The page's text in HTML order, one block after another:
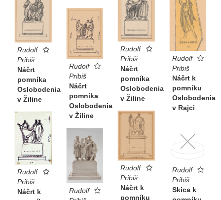
Rudolf
Pribiš
Náčrt k
pomníku
Oslobodenia
v Rajci
Rudolf
Pribiš
Náčrt
pomníka
Oslobodenia
v Žiline
Rudolf
Pribiš
Náčrt
pomníka
Oslobodenia
v Žiline
Rudolf
Pribiš
Náčrt
pomníka
Oslobodenia
v Žiline
Rudolf
Pribiš
Náčrt k
pomníku
Rudolf
Pribiš
Náčrt k
Rudolf
Pribiš
Skica k
Rudolf